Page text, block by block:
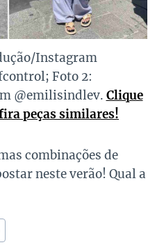
Instagram
Foto 2:
@emilisindlev. Clique
peças similares!
combinações de
neste verão! Qual a